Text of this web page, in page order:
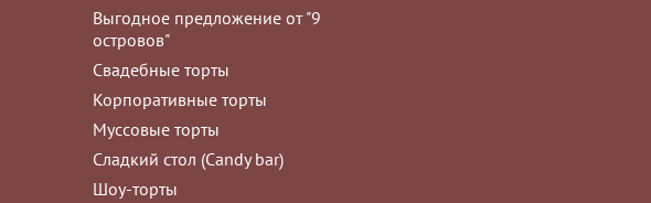
Выгодное предложение от "9
островов"
Свадебные торты
Корпоративные торты
Муссовые торты
Сладкий стол (Сandy bar)
Шоу-торты